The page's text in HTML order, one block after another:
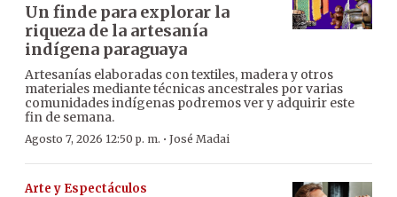
Un finde para explorar la
riqueza de la artesanía
indígena paraguaya
Artesanías elaboradas con textiles, madera y otros
materiales mediante técnicas ancestrales por varias
comunidades indígenas podremos ver y adquirir este
fin de semana.
Agosto 7, 2026 12:50 p. m. · José Madai
Arte y Espectáculos